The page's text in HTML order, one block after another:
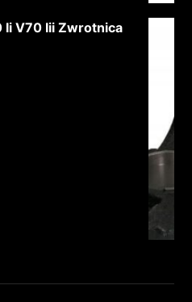
Ii V70 Iii Zwrotnica